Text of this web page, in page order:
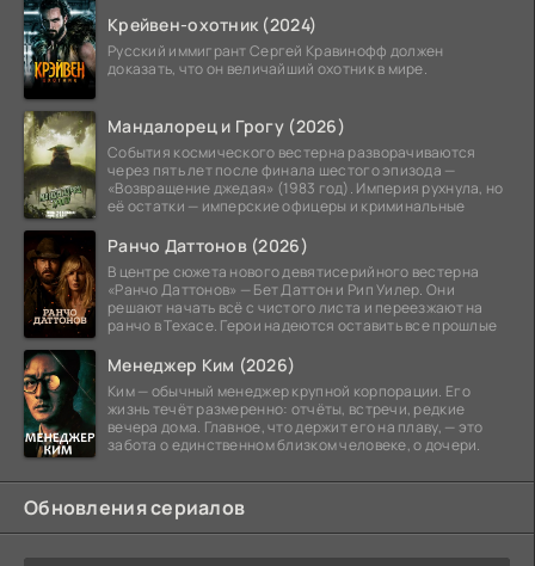
Крейвен-охотник (2024)
Русский иммигрант Сергей Кравинофф должен
доказать, что он величайший охотник в мире.
Мандалорец и Грогу (2026)
События космического вестерна разворачиваются
через пять лет после финала шестого эпизода —
«Возвращение джедая» (1983 год). Империя рухнула, но
её остатки — имперские офицеры и криминальные
Ранчо Даттонов (2026)
В центре сюжета нового девятисерийного вестерна
«Ранчо Даттонов» — Бет Даттон и Рип Уилер. Они
решают начать всё с чистого листа и переезжают на
ранчо в Техасе. Герои надеются оставить все прошлые
Менеджер Ким (2026)
Ким — обычный менеджер крупной корпорации. Его
жизнь течёт размеренно: отчёты, встречи, редкие
вечера дома. Главное, что держит его на плаву, — это
забота о единственном близком человеке, о дочери.
Обновления сериалов